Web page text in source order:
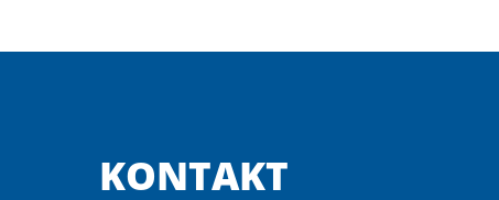
KONTAKT